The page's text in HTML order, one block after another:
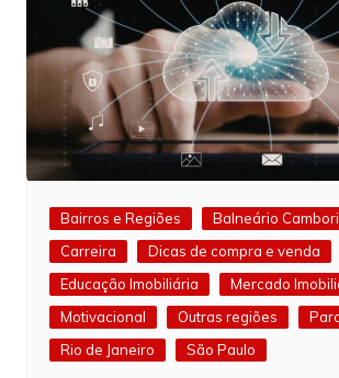
Bairros e Regiões
Balneário
Carreira
Dicas de compra e venda
Educação Imobiliária
Mercado
Motivacional
Outras regiões
Rio de Janeiro
São Paulo